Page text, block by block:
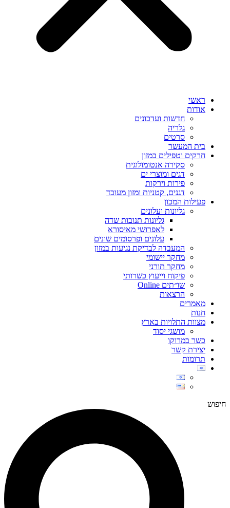
ראשי
אודות
חדשות ועדכונים
גלריה
סרטים
בית המעשר
חרקים וטפילים במזון
סקירה אנטומולוגית
דגים ומוצרי ים
פירות וירקות
דגנים, קטניות ומזון מעובד
פעילות המכון
גליונות ועלונים
גליונות תנובות שדה
לאפרושי מאיסורא
עלונים ופרסומים שונים
המעבדה לבדיקת נגיעות במזון
מחקר יישומי
מחקר תורני
פיקוח וייעוץ כשרותי
שו״תים Online
הרצאות
מאמרים
חנות
מצוות התלויות בארץ
מושגי יסוד
כשר במרוקו
יצירת קשר
תרומות
חיפוש